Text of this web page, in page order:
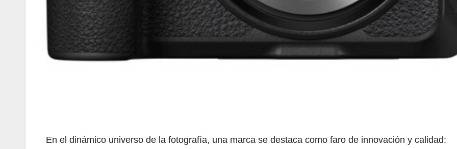
En el dinámico universo de la fotografía, una marca se destaca como faro de innovación y calidad: